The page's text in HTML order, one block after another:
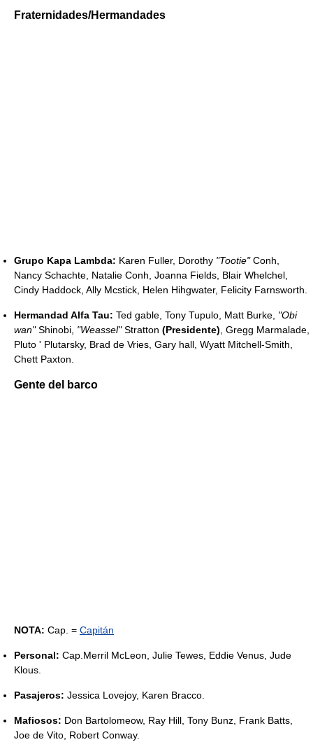
Fraternidades/Hermandades
Grupo Kapa Lambda: Karen Fuller, Dorothy "Tootie"Conh,
Nancy Schachte, Natalie Conh, Joanna Fields, Blair Whelchel,
Cindy Haddock, Ally Mcstick, Helen Hihgwater, Felicity Farnsworth.
Hermandad Alfa Tau: Ted gable, Tony Tupulo, Matt Burke, "Obi
wan"Shinobi, "Weassel"Stratton (Presidente) , Gregg Marmalade,
Pluto ' Plutarsky, Brad de Vries, Gary hall, Wyatt Mitchell-Smith,
Chett Paxton.
Gente del barco
NOTA: Cap. = Capitán
Personal: Cap.Merril McLeon, Julie Tewes, Eddie Venus, Jude
Klous.
Pasajeros: Jessica Lovejoy, Karen Bracco.
Mafiosos: Don Bartolomeow, Ray Hill, Tony Bunz, Frank Batts,
Joe de Vito, Robert Conway.